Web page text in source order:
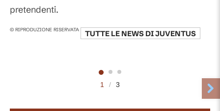
pretendenti.
© RIPRODUZIONE RISERVATA TUTTE LE NEWS DIJUVENTUS
1 / 3